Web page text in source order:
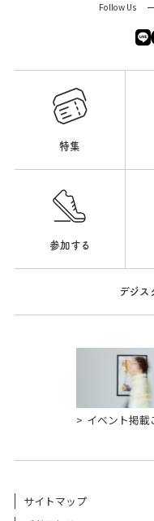
Follow Us
特集
参加する
デジス
イベント掲載
サイトマップ